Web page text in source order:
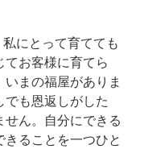
にとって育てても
てお客様に育てら
まの福屋がありま
も恩返しがした
ん。自分にできる
ることを一つひと